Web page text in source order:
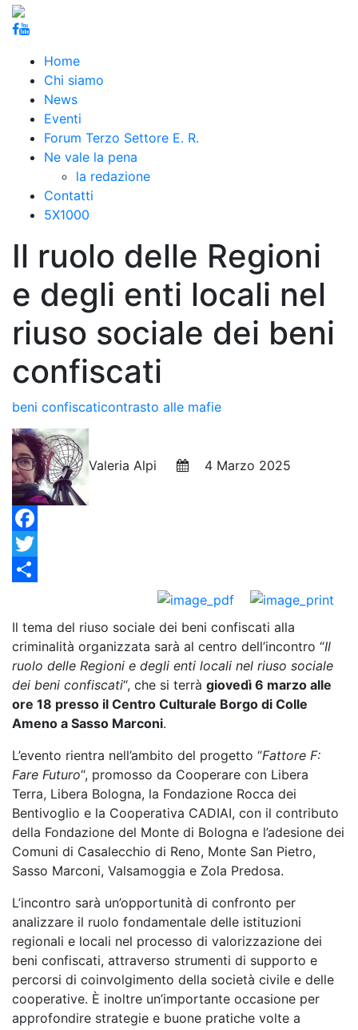
Home
Chi siamo
News
Eventi
Forum Terzo Settore E. R.
Ne vale la pena
la redazione
Contatti
5X1000
Il ruolo delle Regioni
e degli enti locali nel
riuso sociale dei beni
confiscati
beni confiscaticontrasto alle mafie
Valeria Alpi 4 Marzo 2025
Facebook
Twitter
Il tema del riuso sociale dei beni confiscati alla
criminalità organizzata sarà al centro dell’incontro “Il
ruolo delle Regioni e degli enti locali nel riuso sociale
dei beni confiscati“, che si terrà giovedì 6 marzo alle
ore 18 presso il Centro Culturale Borgo di Colle
Ameno a Sasso Marconi.
L’evento rientra nell’ambito del progetto “Fattore F:
Fare Futuro“, promosso da Cooperare con Libera
Terra, Libera Bologna, la Fondazione Rocca dei
Bentivoglio e la Cooperativa CADIAI, con il contributo
della Fondazione del Monte di Bologna e l’adesione dei
Comuni di Casalecchio di Reno, Monte San Pietro,
Sasso Marconi, Valsamoggia e Zola Predosa.
L’incontro sarà un’opportunità di confronto per
analizzare il ruolo fondamentale delle istituzioni
regionali e locali nel processo di valorizzazione dei
beni confiscati, attraverso strumenti di supporto e
percorsi di coinvolgimento della società civile e delle
cooperative. È inoltre un’importante occasione per
approfondire strategie e buone pratiche volte a